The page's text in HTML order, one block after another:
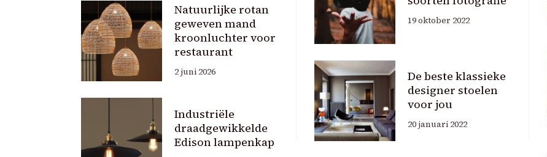
Natuurlijke rotan
geweven mand
kroonluchter voor
restaurant
2 juni 2026
Industriële
draadgewikkelde
Edison lampenkap
19 oktober 2022
De beste klassieke
designer stoelen
voor jou
20 januari 2022